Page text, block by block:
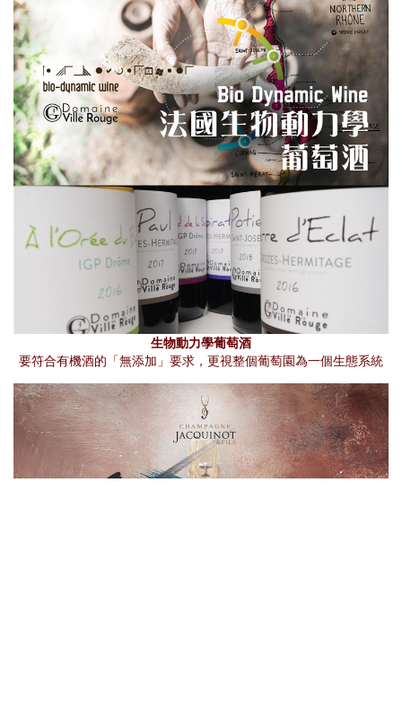
生物動力學葡萄酒
要符合有機酒的「無添加」要求，更視整個葡萄園為一個生態系統